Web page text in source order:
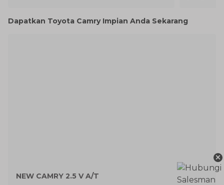
Dapatkan Toyota Camry Impian Anda Sekarang
NEW CAMRY 2.5 V A/T
×